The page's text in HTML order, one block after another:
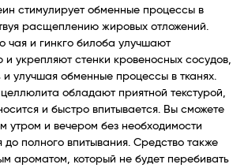
стимулирует обменные процессы в
расщеплению жировых отложений.
чая и гинкго билоба улучшают
и укрепляют стенки кровеносных сосудов,
и улучшая обменные процессы в тканях.
обладают приятной текстурой,
и быстро впитывается. Вы сможете
утром и вечером без необходимости
до полного впитывания. Средство также
ароматом, который не будет перебивать